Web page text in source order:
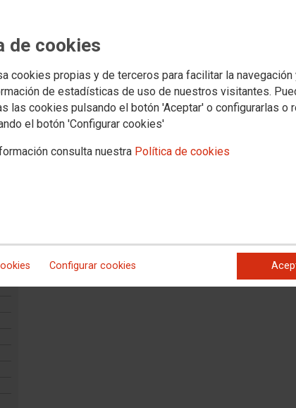
de cookies
cookies propias y de terceros para facilitar la navegación
de estadísticas de uso de nuestros visitantes.
las cookies pulsando el botón 'Aceptar' o configurarlas o
el botón 'Configurar cookies'
consulta nuestra Política de cookies
Configurar cookies
democrática